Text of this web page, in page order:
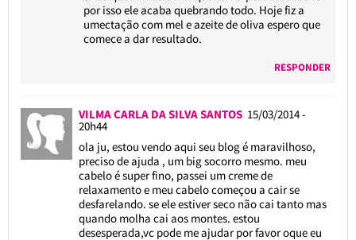
por isso ele acaba quebrando todo. Hoje fiz a
umectação com mel e azeite de oliva espero que
comece a dar resultado.
RESPONDER
VILMA CARLA DA SILVA SANTOS 15/03/2014 -
20h44
ola ju, estou vendo aqui seu blog é maravilhoso,
preciso de ajuda , um big socorro mesmo. meu
cabelo é super fino, passei um creme de
relaxamento e meu cabelo começou a cair se
desfarelando. se ele estiver seco não cai tanto mas
quando molha cai aos montes. estou
desesperada,vc pode me ajudar por favor oque eu